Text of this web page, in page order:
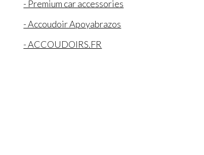
- Premium car accessories
- Accoudoir Apoyabrazos
- ACCOUDOIRS.FR